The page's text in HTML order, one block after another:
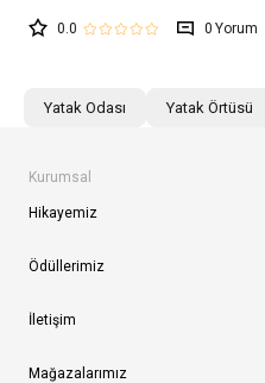
0.0 0
Yatak Odası Yatak Örtüsü
Kurumsal
Hikayemiz
Ödüllerimiz
İletişim
Mağazalarımız